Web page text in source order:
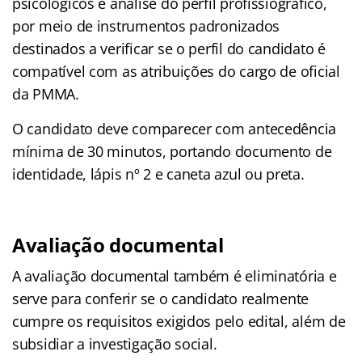
por meio de instrumentos padronizados
destinados a verificar se o perfil do candidato é
compatível com as atribuições do cargo de oficial
da PMMA.
O candidato deve comparecer com antecedência
mínima de 30 minutos, portando documento de
identidade, lápis nº 2 e caneta azul ou preta.
Avaliação documental
A avaliação documental também é eliminatória e
serve para conferir se o candidato realmente
cumpre os requisitos exigidos pelo edital, além de
subsidiar a investigação social.